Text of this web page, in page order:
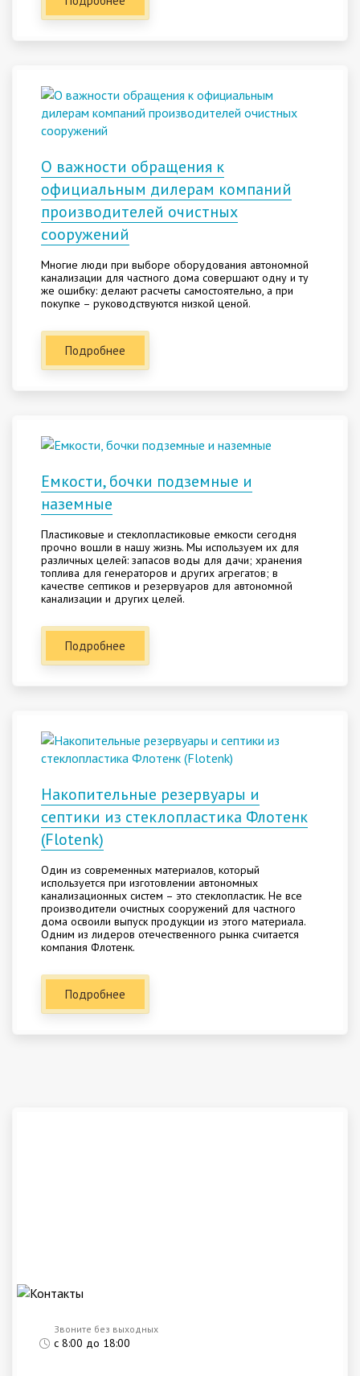
О важности обращения к
официальным дилерам компаний
производителей очистных
сооружений
Многие люди при выборе оборудования автономной
канализации для частного дома совершают одну и ту
же ошибку: делают расчеты самостоятельно, а при
покупке – руководствуются низкой ценой.
Подробнее
Емкости, бочки подземные и
наземные
Пластиковые и стеклопластиковые емкости сегодня
прочно вошли в нашу жизнь. Мы используем их для
различных целей: запасов воды для дачи; хранения
топлива для генераторов и других агрегатов; в
качестве септиков и резервуаров для автономной
канализации и других целей.
Подробнее
Накопительные резервуары и
септики из стеклопластика Флотенк
(Flotenk)
Один из современных материалов, который
используется при изготовлении автономных
канализационных систем – это стеклопластик. Не все
производители очистных сооружений для частного
дома освоили выпуск продукции из этого материала.
Одним из лидеров отечественного рынка считается
компания Флотенк.
Подробнее
Звоните без выходных
с 8:00 до 18:00